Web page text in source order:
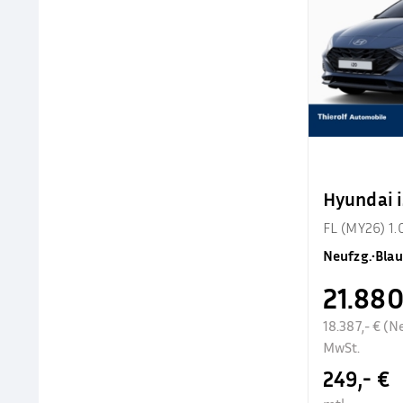
Hyundai
FL (MY26)
Neufzg.•Blau
18.387,- €
MwSt.
249,- €